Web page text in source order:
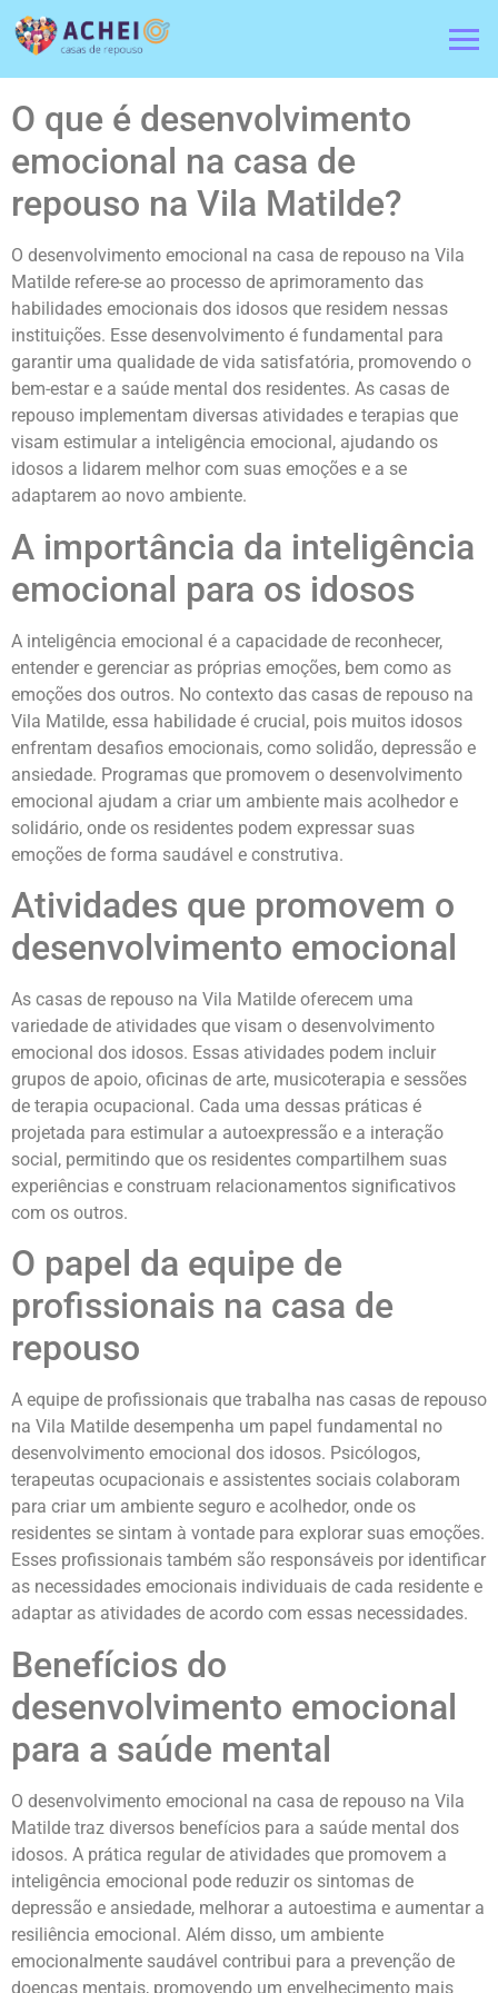
O que é desenvolvimento
emocional na casa de
repouso na Vila Matilde?
O desenvolvimento emocional na casa de repouso na Vila
Matilde refere-se ao processo de aprimoramento das
habilidades emocionais dos idosos que residem nessas
instituições. Esse desenvolvimento é fundamental para
garantir uma qualidade de vida satisfatória, promovendo o
bem-estar e a saúde mental dos residentes. As casas de
repouso implementam diversas atividades e terapias que
visam estimular a inteligência emocional, ajudando os
idosos a lidarem melhor com suas emoções e a se
adaptarem ao novo ambiente.
A importância da inteligência
emocional para os idosos
A inteligência emocional é a capacidade de reconhecer,
entender e gerenciar as próprias emoções, bem como as
emoções dos outros. No contexto das casas de repouso na
Vila Matilde, essa habilidade é crucial, pois muitos idosos
enfrentam desafios emocionais, como solidão, depressão e
ansiedade. Programas que promovem o desenvolvimento
emocional ajudam a criar um ambiente mais acolhedor e
solidário, onde os residentes podem expressar suas
emoções de forma saudável e construtiva.
Atividades que promovem o
desenvolvimento emocional
As casas de repouso na Vila Matilde oferecem uma
variedade de atividades que visam o desenvolvimento
emocional dos idosos. Essas atividades podem incluir
grupos de apoio, oficinas de arte, musicoterapia e sessões
de terapia ocupacional. Cada uma dessas práticas é
projetada para estimular a autoexpressão e a interação
social, permitindo que os residentes compartilhem suas
experiências e construam relacionamentos significativos
com os outros.
O papel da equipe de
profissionais na casa de
repouso
A equipe de profissionais que trabalha nas casas de repouso
na Vila Matilde desempenha um papel fundamental no
desenvolvimento emocional dos idosos. Psicólogos,
terapeutas ocupacionais e assistentes sociais colaboram
para criar um ambiente seguro e acolhedor, onde os
residentes se sintam à vontade para explorar suas emoções.
Esses profissionais também são responsáveis por identificar
as necessidades emocionais individuais de cada residente e
adaptar as atividades de acordo com essas necessidades.
Benefícios do
desenvolvimento emocional
para a saúde mental
O desenvolvimento emocional na casa de repouso na Vila
Matilde traz diversos benefícios para a saúde mental dos
idosos. A prática regular de atividades que promovem a
inteligência emocional pode reduzir os sintomas de
depressão e ansiedade, melhorar a autoestima e aumentar a
resiliência emocional. Além disso, um ambiente
emocionalmente saudável contribui para a prevenção de
doenças mentais, promovendo um envelhecimento mais